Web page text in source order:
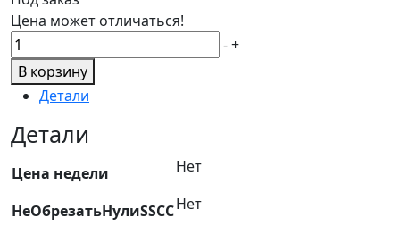
Цена может отличаться!
Количество
товара
Двигатель
КАМАЗ
(400
л.с.)
ЕВРО-5
1000401-
-+
В корзину
Детали
Детали
Цена недели Нет
НеОбрезатьНулиSSCCНет